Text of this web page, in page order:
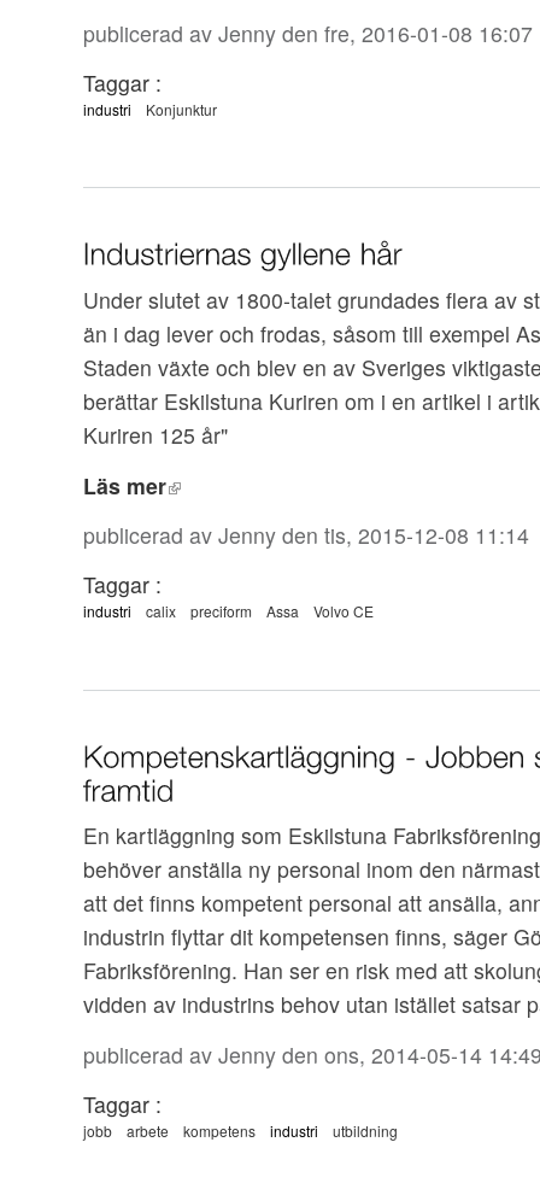
publicerad av Jennyden fre, 2016-01-08 16:07
Taggar :
industri Konjunktur
Under slutet av 1800-talet grundades flera av
än i dag lever och frodas, såsom till exempel
Staden växte och blev en av Sveriges
berättar Eskilstuna Kuriren om i en artikel i
Kuriren 125 år"
Läs mer
publicerad av Jennyden tis, 2015-12-08 11:14
Taggar :
industri calix preciform Assa Volvo CE
En kartläggning som Eskilstuna
behöver anställa ny personal inom den
att det finns kompetent personal att ansälla,
industrin flyttar dit kompetensen finns, säger
Fabriksförening. Han ser en risk med att
vidden av industrins behov utan istället satsar
publicerad av Jennyden ons, 2014-05-14
Taggar :
jobb arbete kompetens industri utbildning